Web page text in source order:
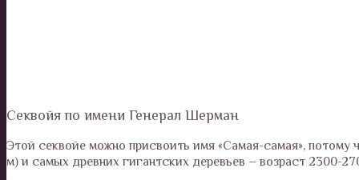
Секвойя по имени Генерал Шерман
Этой секвойе можно присвоить имя «Самая-самая»,
м) и самых древних гигантских деревьев – возраст 2300-